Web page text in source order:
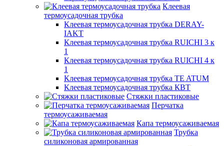
Клеевая
термоусадочная трубка
Клеевая термоусадочная трубка DERAY-
IAKT
Клеевая термоусадочная трубка RUICHI 3 к
1
Клеевая термоусадочная трубка RUICHI 4 к
1
Клеевая термоусадочная трубка TE ATUM
Клеевая термоусадочная трубка КВТ
Стяжки пластиковые
Перчатка
термоусаживаемая
Капа термоусаживаемая
Трубка
силиконовая армированная